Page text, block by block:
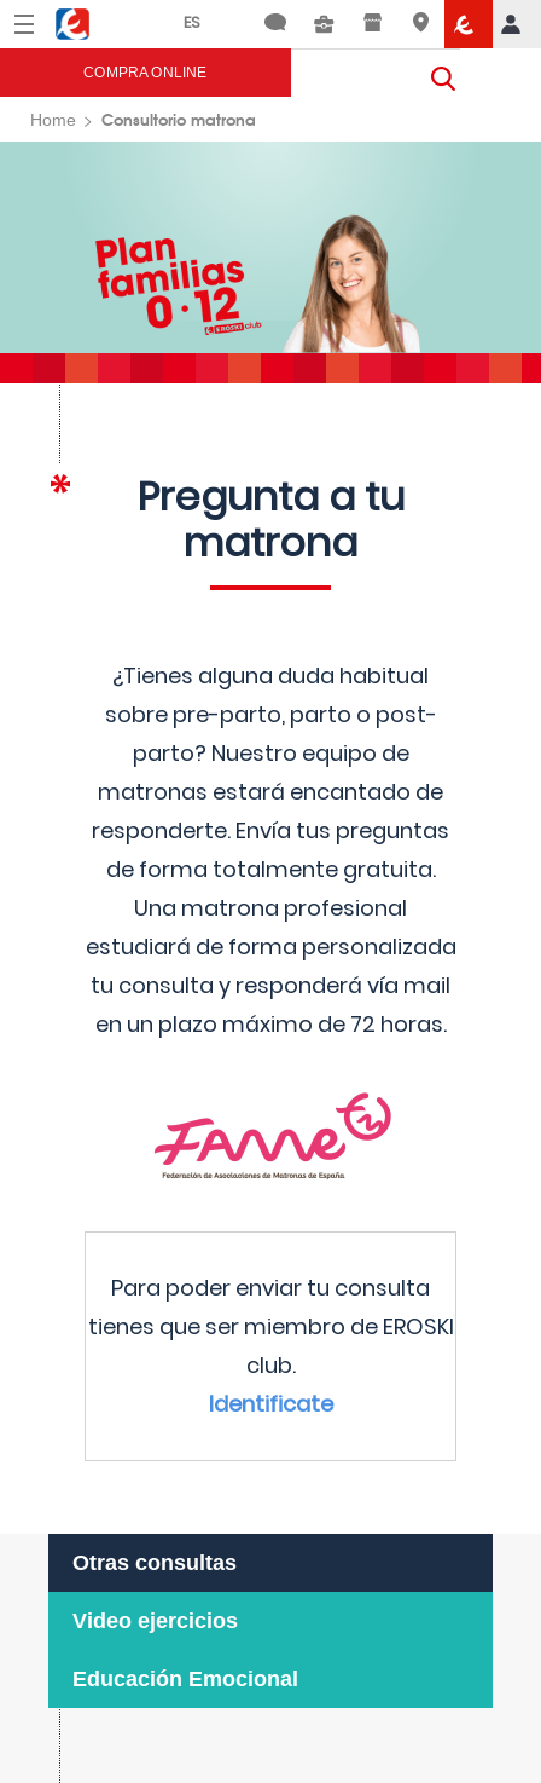
Menú Eroski
COMPRA ONLINE
Home Consultorio matrona
Pregunta a tu
matrona
¿Tienes alguna duda habitual
sobre pre-parto, parto o post-
parto? Nuestro equipo de
matronas estará encantado de
responderte. Envía tus preguntas
de forma totalmente gratuita.
Una matrona profesional
estudiará de forma personalizada
tu consulta y responderá vía mail
en un plazo máximo de 72 horas.
Para poder enviar tu consulta
tienes que ser miembro de EROSKI
club.
Identificate
Otras consultas
Video ejercicios
Educación Emocional